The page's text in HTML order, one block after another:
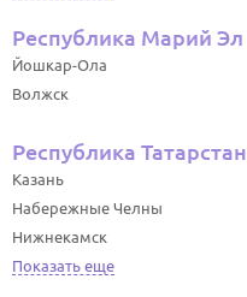
Республика Марий Эл
Йошкар-Ола
Волжск
Республика Татарстан
Казань
Набережные Челны
Нижнекамск
Показать еще